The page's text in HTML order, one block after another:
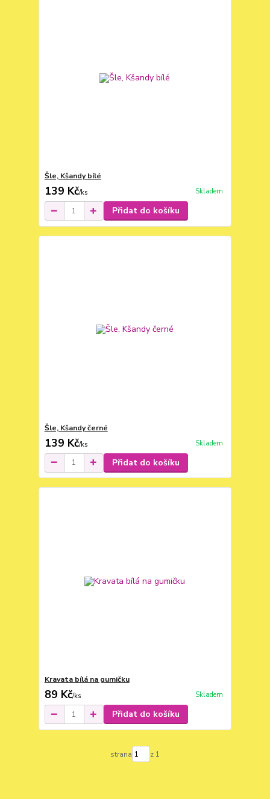
Šle, Kšandy bílé
139 Kč/ks Skladem
Přidat do košíku
Šle, Kšandy černé
139 Kč/ks Skladem
Přidat do košíku
Kravata bílá na gumičku
89 Kč/ks Skladem
Přidat do košíku
strana z 1